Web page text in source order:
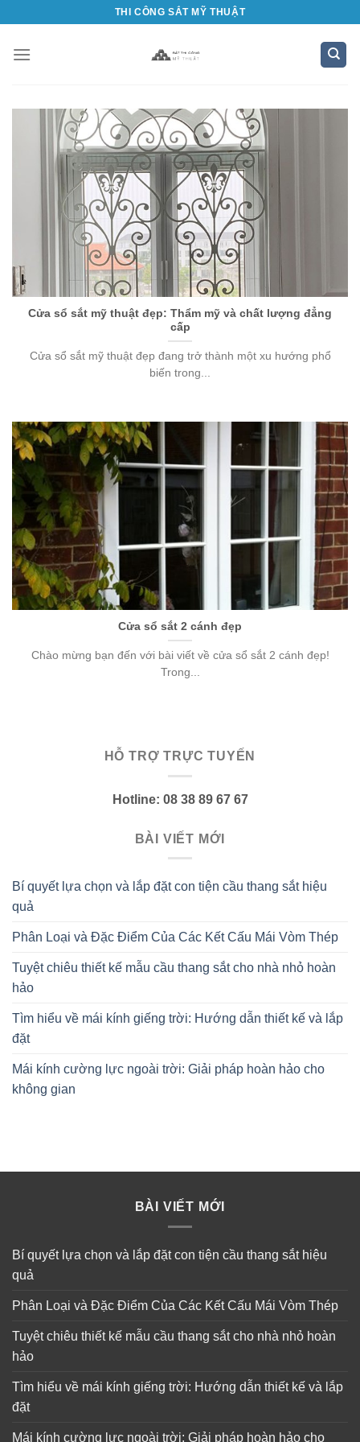
nội
THI CÔNG SẮT MỸ THUẬT
Cửa sổ sắt mỹ thuật đẹp: Thẩm mỹ và chất lượng đẳng
cấp
Cửa sổ sắt mỹ thuật đẹp đang trở thành một xu hướng phổ
biến trong...
Cửa sổ sắt 2 cánh đẹp
Chào mừng bạn đến với bài viết về cửa sổ sắt 2 cánh đẹp!
Trong...
HỖ TRỢ TRỰC TUYẾN
Hotline: 08 38 89 67 67
BÀI VIẾT MỚI
Bí quyết lựa chọn và lắp đặt con tiện cầu thang sắt hiệu
quả
Phân Loại và Đặc Điểm Của Các Kết Cấu Mái Vòm Thép
Tuyệt chiêu thiết kế mẫu cầu thang sắt cho nhà nhỏ hoàn
hảo
Tìm hiểu về mái kính giếng trời: Hướng dẫn thiết kế và lắp
đặt
Mái kính cường lực ngoài trời: Giải pháp hoàn hảo cho
không gian
BÀI VIẾT MỚI
Bí quyết lựa chọn và lắp đặt con tiện cầu thang sắt hiệu
quả
Phân Loại và Đặc Điểm Của Các Kết Cấu Mái Vòm Thép
Tuyệt chiêu thiết kế mẫu cầu thang sắt cho nhà nhỏ hoàn
hảo
Tìm hiểu về mái kính giếng trời: Hướng dẫn thiết kế và lắp
đặt
Mái kính cường lực ngoài trời: Giải pháp hoàn hảo cho